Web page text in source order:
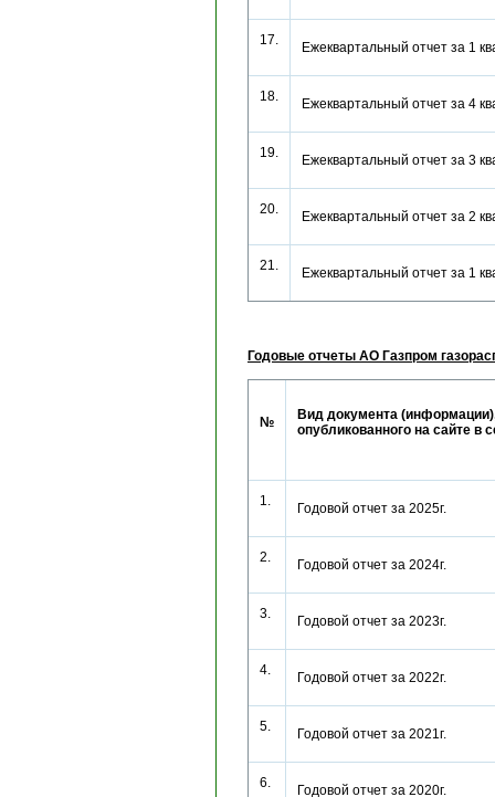
17. Ежеквартальный отчет за 1
18. Ежеквартальный отчет за 4
19. Ежеквартальный отчет за 3
20. Ежеквартальный отчет за 2
21. Ежеквартальный отчет за 1
Годовые отчеты АО Газпром
№
Вид документа
опубликованного на сайте в
1. Годовой отчет за 2025г.
2. Годовой отчет за 2024г.
3. Годовой отчет за 2023г.
4. Годовой отчет за 2022г.
5. Годовой отчет за 2021г.
6. Годовой отчет за 2020г.